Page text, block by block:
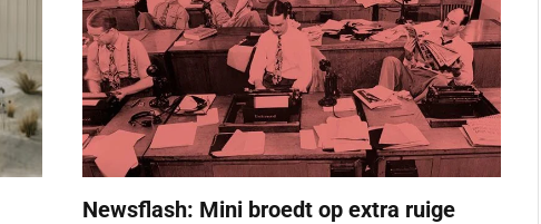
Newsflash: Mini broedt op extra ruige